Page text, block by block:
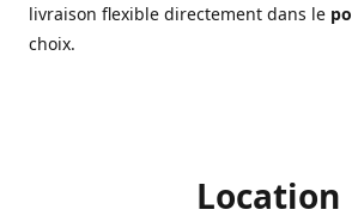
livraison flexible directement dans le
choix.
Location